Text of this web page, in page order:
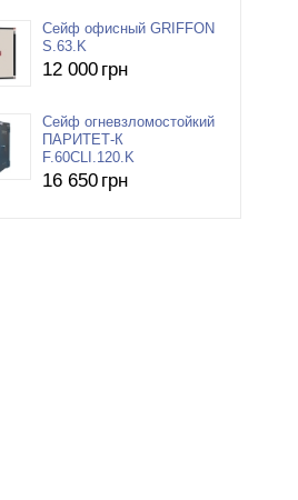
Сейф офисный GRIFFON
S.63.K
12 000 грн
Сейф огневзломостойкий
ПАРИТЕТ-К
F.60CLI.120.K
16 650 грн